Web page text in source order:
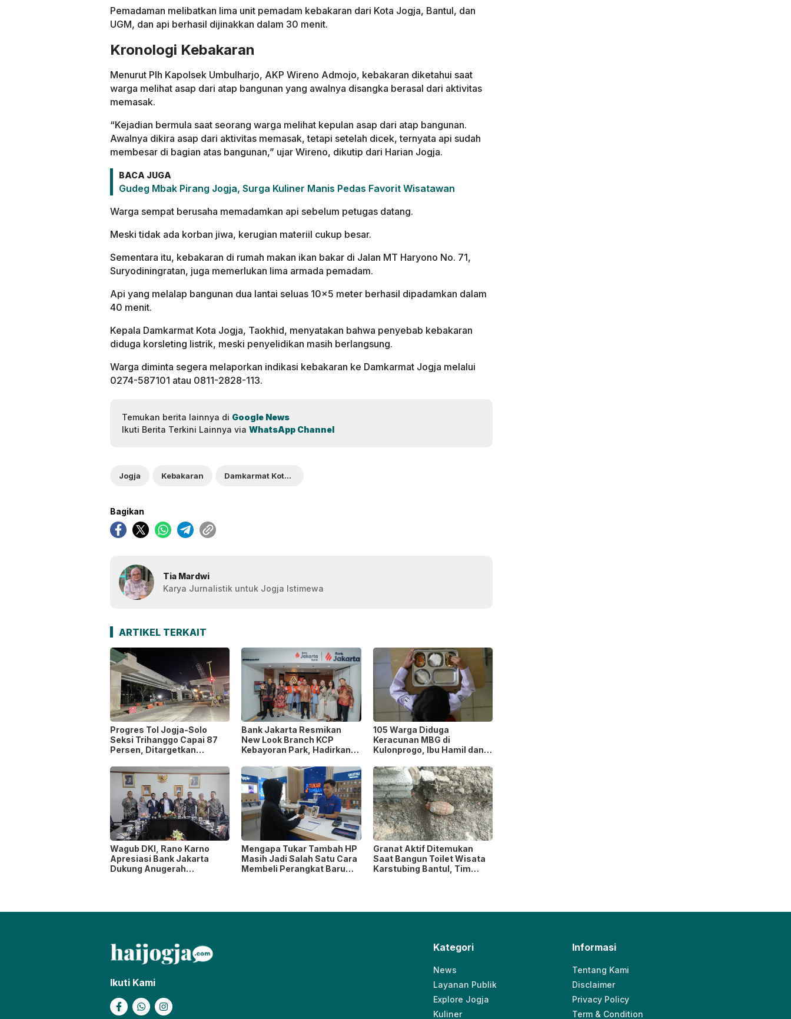
Pemadaman melibatkan lima unit pemadam kebakaran dari Kota Jogja, Bantul, dan
UGM, dan api berhasil dijinakkan dalam 30 menit.
Kronologi Kebakaran
Menurut Plh Kapolsek Umbulharjo, AKP Wireno Admojo, kebakaran diketahui saat
warga melihat asap dari atap bangunan yang awalnya disangka berasal dari aktivitas
memasak.
“Kejadian bermula saat seorang warga melihat kepulan asap dari atap bangunan.
Awalnya dikira asap dari aktivitas memasak, tetapi setelah dicek, ternyata api sudah
membesar di bagian atas bangunan,” ujar Wireno, dikutip dari Harian Jogja.
BACA JUGA
Gudeg Mbak Pirang Jogja, Surga Kuliner Manis Pedas Favorit Wisatawan
Warga sempat berusaha memadamkan api sebelum petugas datang.
Meski tidak ada korban jiwa, kerugian materiil cukup besar.
Sementara itu, kebakaran di rumah makan ikan bakar di Jalan MT Haryono No. 71,
Suryodiningratan, juga memerlukan lima armada pemadam.
Api yang melalap bangunan dua lantai seluas 10×5 meter berhasil dipadamkan dalam
40 menit.
Kepala Damkarmat Kota Jogja, Taokhid, menyatakan bahwa penyebab kebakaran
diduga korsleting listrik, meski penyelidikan masih berlangsung.
Warga diminta segera melaporkan indikasi kebakaran ke Damkarmat Jogja melalui
0274-587101 atau 0811-2828-113.
Temukan berita lainnya di Google News
Ikuti Berita Terkini Lainnya via WhatsApp Channel
Jogja Kebakaran Damkarmat Kota Jogja
Bagikan
Tia Mardwi
Karya Jurnalistik untuk Jogja Istimewa
ARTIKEL TERKAIT
Progres Tol Jogja-Solo
Seksi Trihanggo Capai 87
Persen, Ditargetkan
Bawen Agustus 2026
Bank Jakarta Resmikan
New Look Branch KCP
Kebayoran Park, Hadirkan
Modern
105 Warga Diduga
Keracunan MBG di
Kulonprogo, Ibu Hamil dan
Terdampak
Wagub DKI, Rano Karno
Apresiasi Bank Jakarta
Dukung Anugerah
Mengapa Tukar Tambah HP
Masih Jadi Salah Satu Cara
Membeli Perangkat Baru
Granat Aktif Ditemukan
Saat Bangun Toilet Wisata
Karstubing Bantul, Tim
Ikuti Kami
Kategori
News
Layanan Publik
Explore Jogja
Kuliner
Informasi
Tentang Kami
Disclaimer
Privacy Policy
Term & Condition